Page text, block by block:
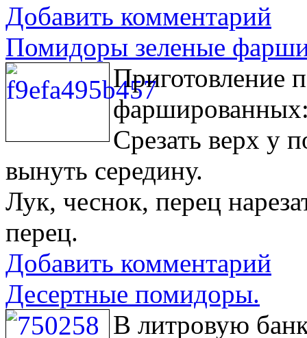
Добавить комментарий
Помидоры зеленые
Приготовление
Срезать верх у
вынуть середину.
Лук, чеснок, перец
перец.
Добавить комментарий
Десертные помидоры.
В литровую